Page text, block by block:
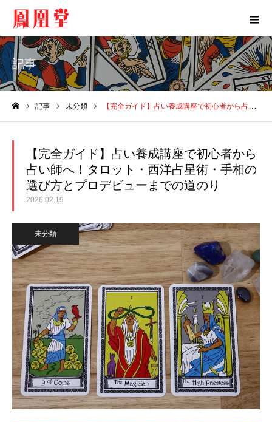
記事
記事 未分類 【完全ガイド】占い養成講座で初心者から占い師へ！タロット・西洋占星術・手相の選び方とプロデビューまでの道のり
【完全ガイド】占い養成講座で初心者から
占い師へ！タロット・西洋占星術・手相の
選び方とプロデビューまでの道のり
2026.02.19
未分類